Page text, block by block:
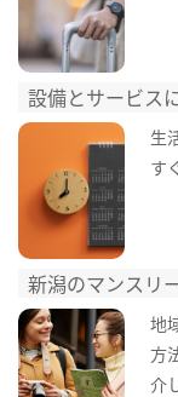
設備とサービス
生
す
新潟のマンスリ
地
方
介